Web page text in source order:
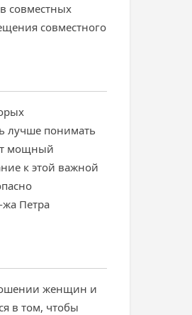
совместных
совместного
лучше понимать
мощный
к этой важной
Петра
женщин и
в том, чтобы